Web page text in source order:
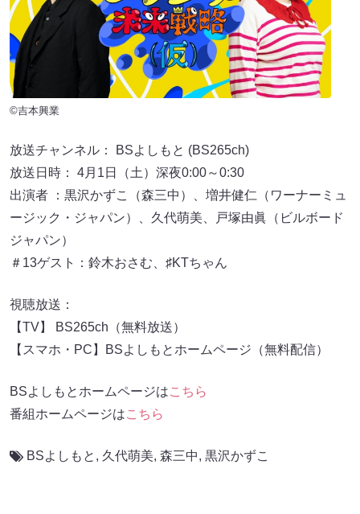
©吉本興業
放送チャンネル： BSよしもと (BS265ch)
放送日時： 4月1日（土）深夜0:00～0:30
出演者 ：黒沢かずこ（森三中）、増井健仁（ワーナーミュ
ージック・ジャパン）、久代萌美、戸塚由眞（ビルボード
ジャパン）
＃13ゲスト：鈴木おさむ、♯KTちゃん
視聴放送：
【TV】 BS265ch（無料放送）
【スマホ・PC】BSよしもとホームページ（無料配信）
BSよしもとホームページはこちら
番組ホームページはこちら
BSよしもと , 久代萌美, 森三中, 黒沢かずこ